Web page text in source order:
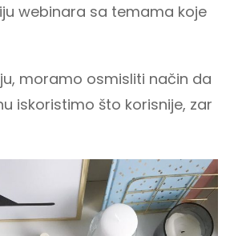
webinara sa temama koje
moramo osmisliti način da
iskoristimo što korisnije, zar